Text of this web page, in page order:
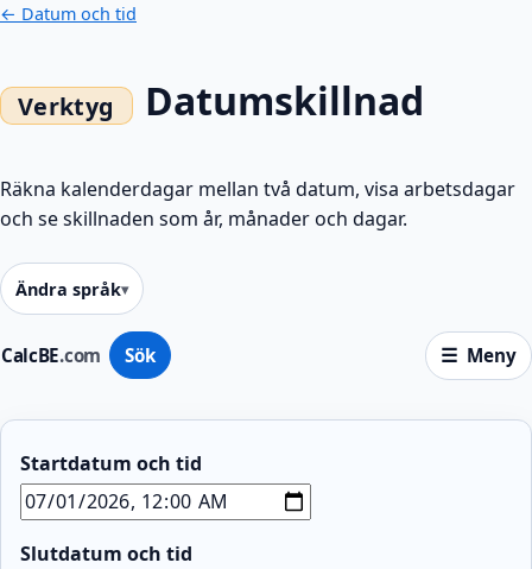
CalcBE.com Sök Meny
← Datum och tid
Datumskillnad
Räkna kalenderdagar mellan två datum, visa arbetsdagar
och se skillnaden som år, månader och dagar.
Ändra språk
Startdatum och tid
Slutdatum och tid